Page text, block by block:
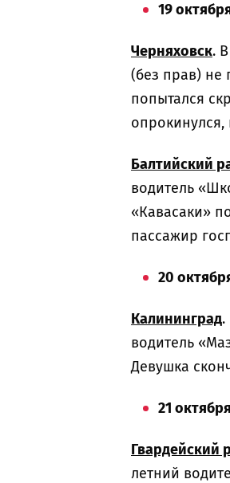
19
Черняховск.
(без прав) не
попытался
опрокинулся,
Балтийский
водитель
«Кавасаки»
пассажир
20
Калининград.
водитель
Девушка
21
Гвардейский
летний